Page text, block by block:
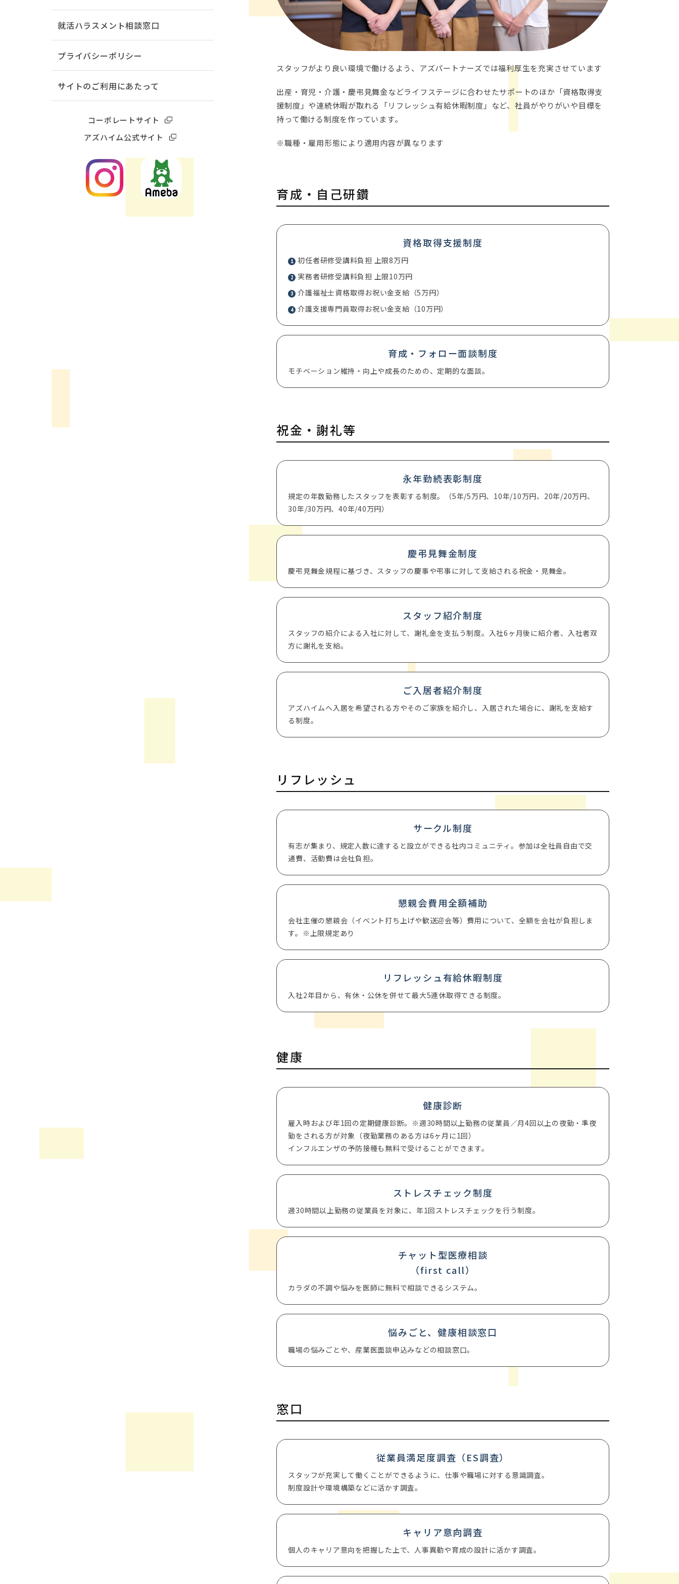
スタッフがより良い環境で働けるよう、アズパートナーズでは福利厚生を充実させています
出産・育児・介護・慶弔見舞金などライフステージに合わせたサポートのほか「資格取得支
援制度」や連続休暇が取れる「リフレッシュ有給休暇制度」など、社員がやりがいや目標を
持って働ける制度を作っています。
※職種・雇用形態により適用内容が異なります
育成・自己研鑽
資格取得支援制度
初任者研修受講料負担 上限8万円
実務者研修受講料負担 上限10万円
介護福祉士資格取得お祝い金支給（5万円）
介護支援専門員取得お祝い金支給（10万円）
育成・フォロー面談制度
モチベーション維持・向上や成長のための、定期的な面談。
祝金・謝礼等
永年勤続表彰制度
規定の年数勤務したスタッフを表彰する制度。（5年/5万円、10年/10万円、20年/20万円、
30年/30万円、40年/40万円）
慶弔見舞金制度
慶弔見舞金規程に基づき、スタッフの慶事や弔事に対して支給される祝金・見舞金。
スタッフ紹介制度
スタッフの紹介による入社に対して、謝礼金を支払う制度。入社6ヶ月後に紹介者、入社者双
方に謝礼を支給。
ご入居者紹介制度
アズハイムへ入居を希望される方やそのご家族を紹介し、入居された場合に、謝礼を支給す
る制度。
リフレッシュ
サークル制度
有志が集まり、規定人数に達すると設立ができる社内コミュニティ。参加は全社員自由で交
通費、活動費は会社負担。
懇親会費用全額補助
会社主催の懇親会（イベント打ち上げや歓送迎会等）費用について、全額を会社が負担しま
す。※上限規定あり
リフレッシュ有給休暇制度
入社2年目から、有休・公休を併せて最大5連休取得できる制度。
健康
健康診断
雇入時および年1回の定期健康診断。※週30時間以上勤務の従業員／月4回以上の夜勤・準夜
勤をされる方が対象（夜勤業務のある方は6ヶ月に1回）
インフルエンザの予防接種も無料で受けることができます。
ストレスチェック制度
週30時間以上勤務の従業員を対象に、年1回ストレスチェックを行う制度。
チャット型医療相談
（first call）
カラダの不調や悩みを医師に無料で相談できるシステム。
悩みごと、健康相談窓口
職場の悩みごとや、産業医面談申込みなどの相談窓口。
窓口
従業員満足度調査（ES調査）
スタッフが充実して働くことができるように、仕事や職場に対する意識調査。
制度設計や環境構築などに活かす調査。
キャリア意向調査
個人のキャリア意向を把握した上で、人事異動や育成の設計に活かす調査。
就活ハラスメント相談窓口
プライバシーポリシー
サイトのご利用にあたって
コーポレートサイト
アズハイム公式サイト